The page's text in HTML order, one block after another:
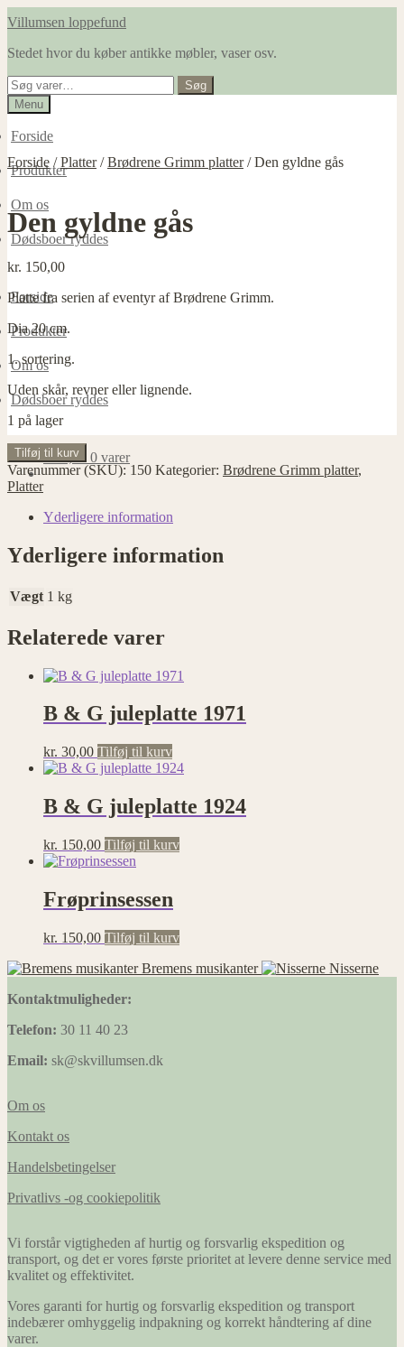
Spring
navigation
Spring
indhold
Villumsen loppefund
Stedet hvor du køber antikke møbler, vaser osv.
Søg
efter:
Søg
Menu
Forside
Produkter
Om os
Dødsboer ryddes
Forside
Produkter
Om os
Dødsboer ryddes
kr.0,00 0 varer
Forside /Platter/Brødrene Grimm platter/Den gyldne gås
Den gyldne gås
kr. 150,00
Platte fra serien af eventyr af Brødrene Grimm.
Dia 20 cm.
1. sortering.
Uden skår, revner eller lignende.
1 på lager
Den
gyldne
gås
Tilføj til kurv
Varenummer (SKU): 150 Kategorier: Brødrene Grimm platter,
Platter
Yderligere information
Yderligere information
Vægt 1 kg
Relaterede varer
B & G juleplatte 1971
kr. 30,00 Tilføj til kurv
B & G juleplatte 1924
kr. 150,00 Tilføj til kurv
Frøprinsessen
kr. 150,00 Tilføj til kurv
Bremens musikanter
Nisserne
Kontaktmuligheder:
Telefon: 30 11 40 23
Email: sk@skvillumsen.dk
Om os
Kontakt os
Handelsbetingelser
Privatlivs -og cookiepolitik
Vi forstår vigtigheden af hurtig og forsvarlig ekspedition og
transport, og det er vores første prioritet at levere denne service med
kvalitet og effektivitet.
Vores garanti for hurtig og forsvarlig ekspedition og transport
indebærer omhyggelig indpakning og korrekt håndtering af dine
varer.